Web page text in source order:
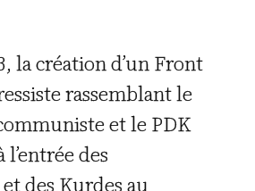
la création d’un Front
rassemblant le
et le PDK
des
des Kurdes au